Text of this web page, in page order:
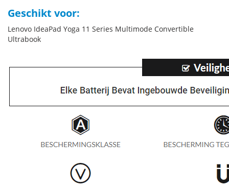
Geschikt voor:
Lenovo IdeaPad Yoga 11 Series Multimode Convertible
Ultrabook